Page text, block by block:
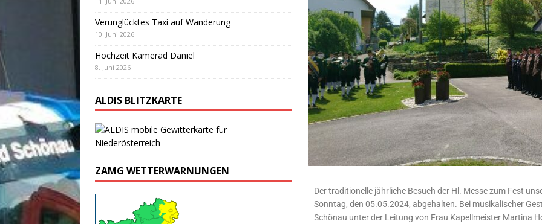
Der traditionelle jährliche Besuch der Hl. Messe zum Fest
Sonntag, den 05.05.2024, abgehalten. Bei musikalischer
Schönau unter der Leitung von Frau Kapellmeister Martina
Verunglücktes Taxi auf Wanderung
10. Juni 2026
Hochzeit Kamerad Daniel
8. Juni 2026
ALDIS BLITZKARTE
ZAMG WETTERWARNUNGEN